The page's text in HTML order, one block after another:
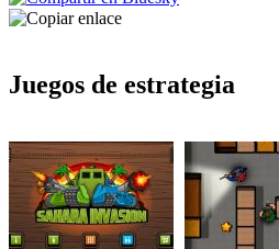
Juegos de estrategia